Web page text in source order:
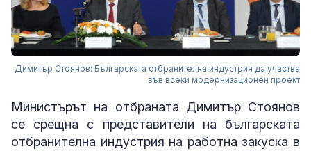
Димитър Стоянов: Българската отбранителна индустрия да участва
във всеки модернизационен проект
Министърът на отбраната Димитър Стоянов
се срещна с представители на българската
отбранителна индустрия на работна закуска в